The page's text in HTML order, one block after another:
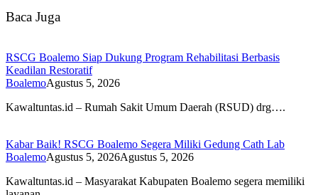
Baca Juga
RSCG Boalemo Siap Dukung Program Rehabilitasi Berbasis
Keadilan Restoratif
BoalemoAgustus 5, 2026
Kawaltuntas.id – Rumah Sakit Umum Daerah (RSUD) drg….
Kabar Baik! RSCG Boalemo Segera Miliki Gedung Cath Lab
BoalemoAgustus 5, 2026Agustus 5, 2026
Kawaltuntas.id – Masyarakat Kabupaten Boalemo segera memiliki